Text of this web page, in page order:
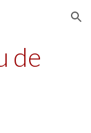
Skip to navigation
de